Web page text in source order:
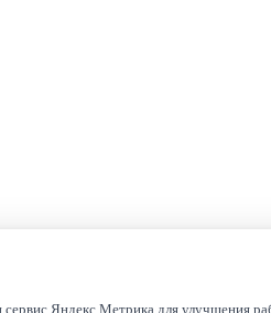
Яндекс.Метрика для улучшения